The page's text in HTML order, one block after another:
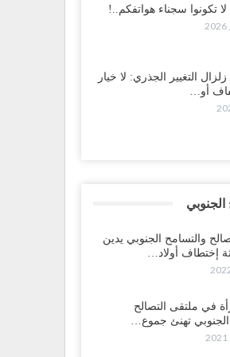
تكونوا سجناء هواتفكم..!
التغيير الجذري: لا خيار
أو…
والتسامح الجنوبي يدين
إختطاف أولاد…
في ملتقى التصالح
الجنوبي تهنئ جموع…